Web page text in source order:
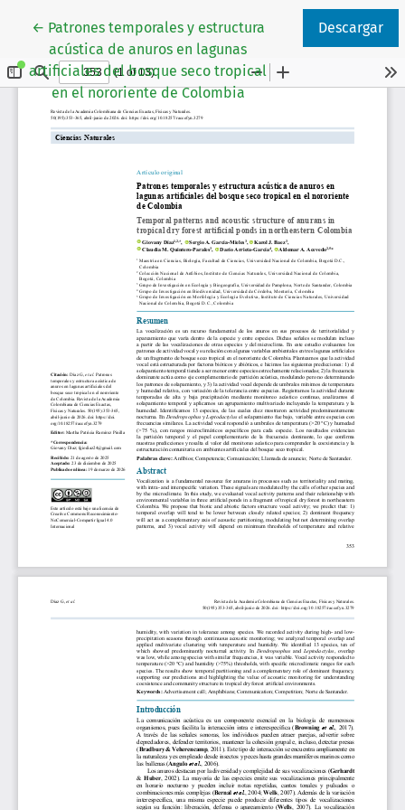
← Volver a los detalles del artículo
Patrones temporales y estructura
acústica de anuros en lagunas
artificiales del bosque seco tropical
en el nororiente de Colombia
Descargar